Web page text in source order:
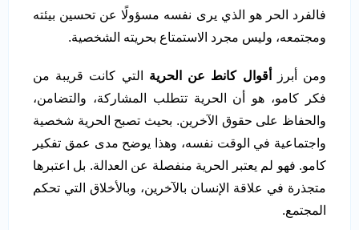
فالفرد الحر هو الذي يرى نفسه مسؤولًا عن تحسين بيئته
ومجتمعه، وليس مجرد الاستمتاع بحريته الشخصية.
ومن أبرز أقوال كانط عن الحرية التي كانت قريبة من
فكر كامو، هو أن الحرية تتطلب المشاركة، والتضامن،
والحفاظ على حقوق الآخرين. بحيث تصبح الحرية شخصية
واجتماعية في الوقت نفسه، وهذا يوضح مدى عمق تفكير
كامو. فهو لم يعتبر الحرية منفصلة عن العدالة. بل اعتبرها
متجذرة في علاقة الإنسان بالآخرين، وبالأخلاق التي تحكم
المجتمع.